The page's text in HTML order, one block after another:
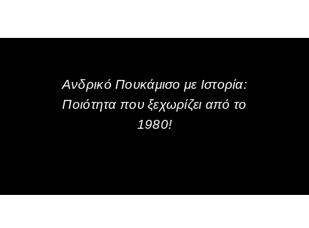
Ανδρικό Πουκάμισο με Ιστορία:
Ποιότητα που ξεχωρίζει από το
1980!